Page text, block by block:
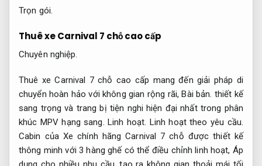
Trọn gói.
Thuê xe Carnival 7 chỗ cao cấp
Chuyên nghiệp.
Thuê xe Carnival 7 chỗ cao cấp mang đến giải pháp di
chuyển hoàn hảo với không gian rộng rãi,Bài bản. thiết kế
sang trọng và trang bị tiện nghi hiện đại nhất trong phân
khúc MPV hạng sang.Linh hoạt. Linh hoạt theo yêu cầu.
Cabin của Xe chính hãng Carnival 7 chỗ được thiết kế
thông minh với 3 hàng ghế có thể điều chỉnh linh hoạt, Áp